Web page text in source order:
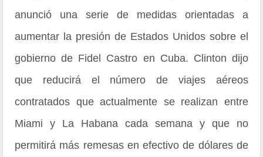
anunció una serie de medidas orientadas a
aumentar la presión de Estados Unidos sobre el
gobierno de Fidel Castro en Cuba. Clinton dijo
que reducirá el número de viajes aéreos
contratados que actualmente se realizan entre
Miami y La Habana cada semana y que no
permitirá más remesas en efectivo de dólares de